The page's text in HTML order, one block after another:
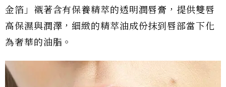
金箔」襯著含有保養精萃的透明潤唇膏，提供雙唇
高保濕與潤澤，細緻的精萃油成份抹到唇部當下化
為奢華的油脂。